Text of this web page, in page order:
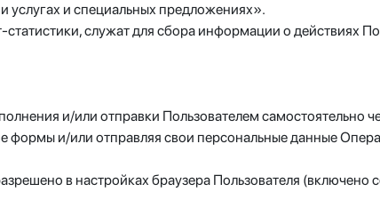
услугах и специальных предложениях».
служат для сбора информации о действиях
и/или отправки Пользователем самостоятельно
и/или отправляя свои персональные данные
в настройках браузера Пользователя (включено